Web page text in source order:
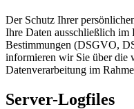
Der Schutz Ihrer
Ihre Daten ausschließlich im
Bestimmungen (DSGVO,
informieren wir Sie über die
Datenverarbeitung im
Server-Logfiles